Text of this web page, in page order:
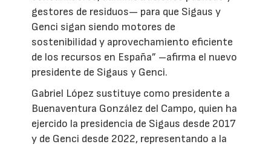
gestores de residuos— para que Sigaus y
Genci sigan siendo motores de
sostenibilidad y aprovechamiento eficiente
de los recursos en España” –afirma el nuevo
presidente de Sigaus y Genci.
Gabriel López sustituye como presidente a
Buenaventura González del Campo, quien ha
ejercido la presidencia de Sigaus desde 2017
y de Genci desde 2022, representando a la